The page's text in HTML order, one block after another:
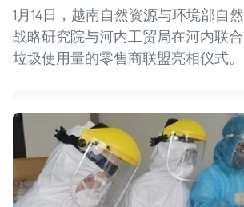
1月14日，越南自然资源与环境部自
战略研究院与河内工贸局在河内联
垃圾使用量的零售商联盟亮相仪式。